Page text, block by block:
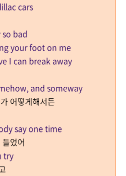
cars
bad
your foot on me
I can break away
and someway
어떻게해서든
say one time
었어
try